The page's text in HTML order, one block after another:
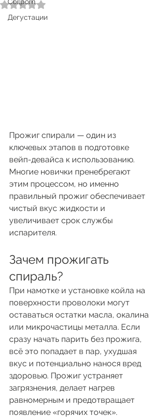
Дегустации
Оценка: не число из 5 звезд.
Прожиг спирали — один из
ключевых этапов в подготовке
вейп-девайса к использованию.
Многие новички пренебрегают
этим процессом, но именно
правильный прожиг обеспечивает
чистый вкус жидкости и
увеличивает срок службы
испарителя.
Зачем прожигать
спираль?
При намотке и установке койла на
поверхности проволоки могут
оставаться остатки масла, окалина
или микрочастицы металла. Если
сразу начать парить без прожига,
всё это попадает в пар, ухудшая
вкус и потенциально нанося вред
здоровью. Прожиг устраняет
загрязнения, делает нагрев
равномерным и предотвращает
появление «горячих точек».